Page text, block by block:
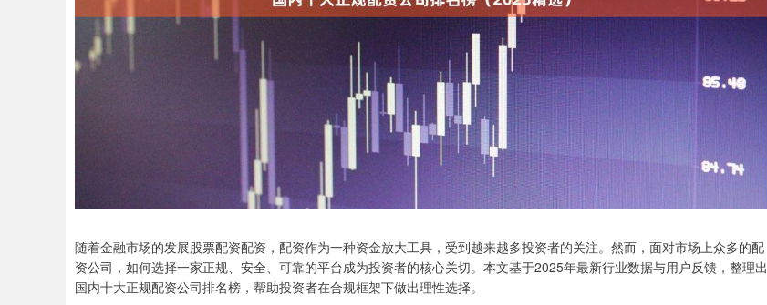
随着金融市场的发展股票配资配资，配资作为一种资金放大工具，受到越来越多投资者的关注。然而，面对市场上众多的配
资公司，如何选择一家正规、安全、可靠的平台成为投资者的核心关切。本文基于2025年最新行业数据与用户反馈，整理出
国内十大正规配资公司排名榜，帮助投资者在合规框架下做出理性选择。